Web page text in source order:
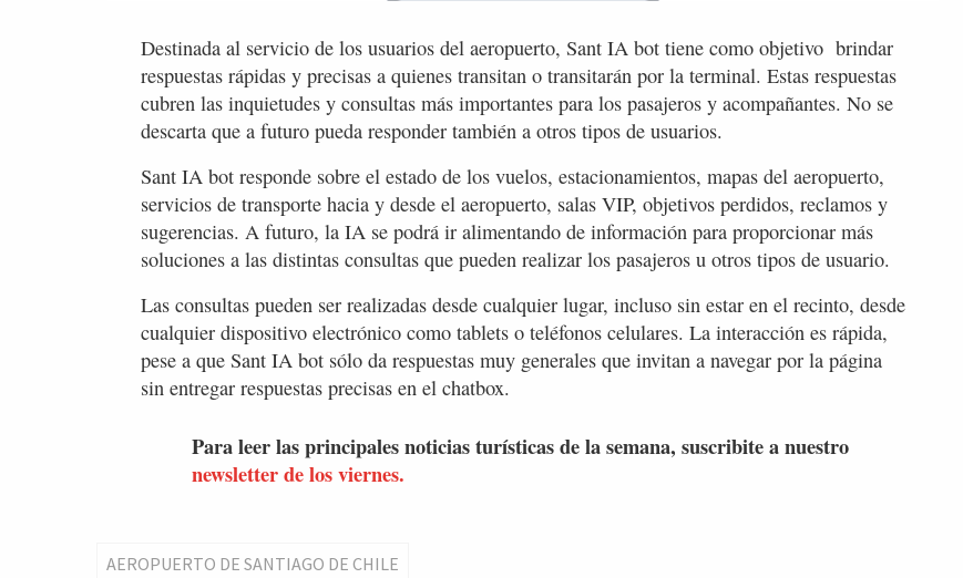
Destinada al servicio de los usuarios del aeropuerto, Sant IA bot tiene como objetivo brindar
respuestas rápidas y precisas a quienes transitan o transitarán por la terminal. Estas respuestas
cubren las inquietudes y consultas más importantes para los pasajeros y acompañantes. No se
descarta que a futuro pueda responder también a otros tipos de usuarios.
Sant IA bot responde sobre el estado de los vuelos, estacionamientos, mapas del aeropuerto,
servicios de transporte hacia y desde el aeropuerto, salas VIP, objetivos perdidos, reclamos y
sugerencias. A futuro, la IA se podrá ir alimentando de información para proporcionar más
soluciones a las distintas consultas que pueden realizar los pasajeros u otros tipos de usuario.
Las consultas pueden ser realizadas desde cualquier lugar, incluso sin estar en el recinto, desde
cualquier dispositivo electrónico como tablets o teléfonos celulares. La interacción es rápida,
pese a que Sant IA bot sólo da respuestas muy generales que invitan a navegar por la página
sin entregar respuestas precisas en el chatbox.
Para leer las principales noticias turísticas de la semana, suscribite a nuestro
newsletter de los viernes.
AEROPUERTO DE SANTIAGO DE CHILE